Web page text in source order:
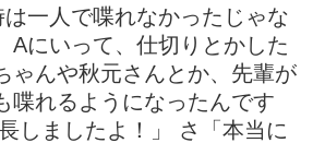
は一人で喋れなかったじゃな
Aにいって、仕切りとかした
ゃんや秋元さんとか、先輩が
喋れるようになったんです
しましたよ！」 さ「本当に